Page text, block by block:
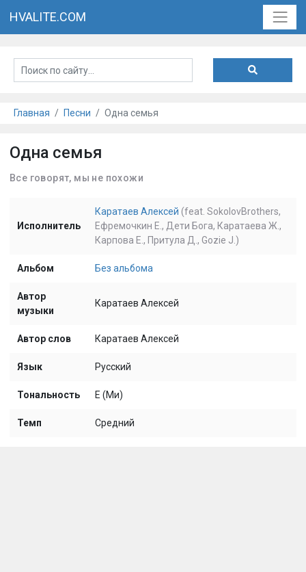
HVALITE.COM
Главная Песни Одна семья
Одна семья
Все говорят, мы не похожи
Исполнитель
Каратаев Алексей (feat. SokolovBrothers,
Ефремочкин Е., Дети Бога, Каратаева Ж.,
Карпова Е., Притула Д., Gozie J.)
Альбом Без альбома
Автор
музыки
Каратаев Алексей
Автор слов Каратаев Алексей
Язык Русский
Тональность E (Ми)
Темп Средний